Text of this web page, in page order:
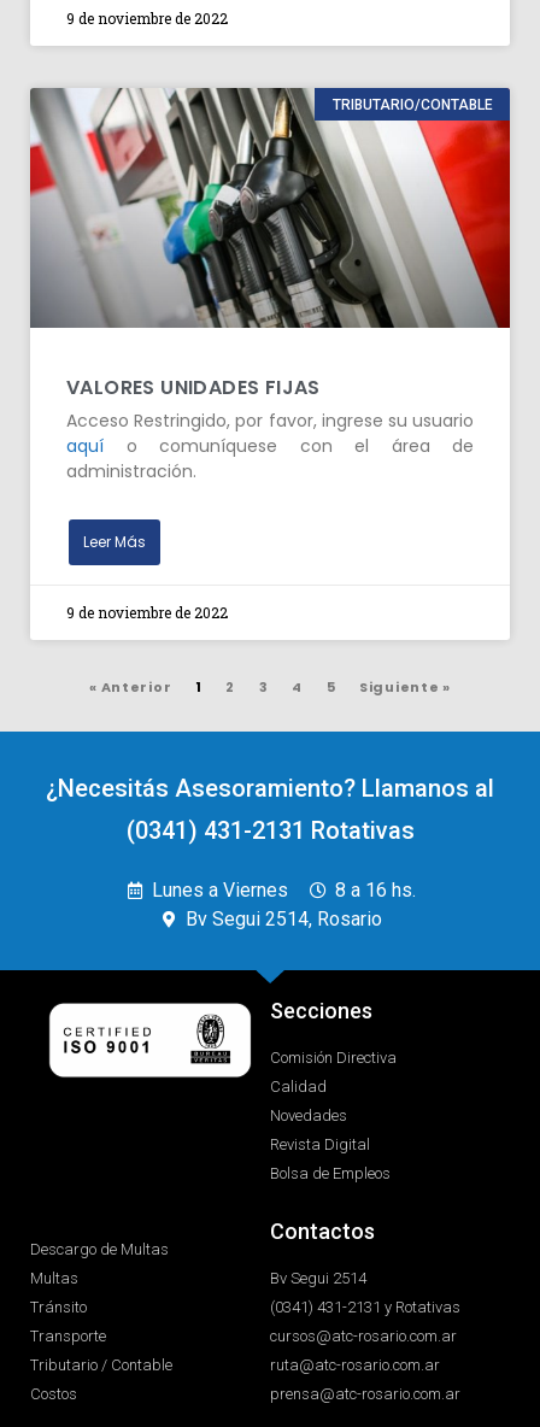
9 de noviembre de 2022
TRIBUTARIO/CONTABLE
VALORES UNIDADES FIJAS
Acceso Restringido, por favor, ingrese su usuario
aquí o comuníquese con el área de
administración.
Leer Más
9 de noviembre de 2022
« Anterior 1 2 3 4 5 Siguiente »
¿Necesitás Asesoramiento? Llamanos al
(0341) 431-2131 Rotativas
Lunes a Viernes
8 a 16 hs.
Bv Segui 2514, Rosario
Secciones
Comisión Directiva
Calidad
Novedades
Revista Digital
Bolsa de Empleos
Descargo de Multas
Multas
Tránsito
Transporte
Tributario / Contable
Costos
Contactos
Bv Segui 2514
(0341) 431-2131 y Rotativas
cursos@atc-rosario.com.ar
ruta@atc-rosario.com.ar
prensa@atc-rosario.com.ar